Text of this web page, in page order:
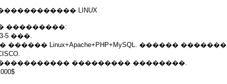
LINUX
���������:
5 ���.
Linux+Apache+PHP+MySQL. ������ �������
��������� ��������.